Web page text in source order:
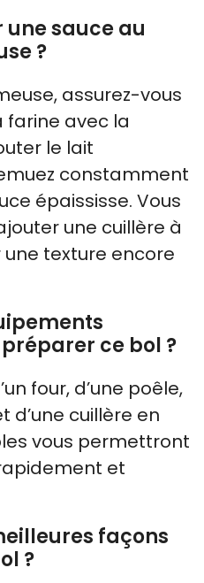
sauce au
?
assurez-vous
avec la
le lait
constamment
épaississe. Vous
une cuillère à
texture encore
ce bol ?
four, d’une poêle,
d’une cuillère en
vous permettront
et
façons
?